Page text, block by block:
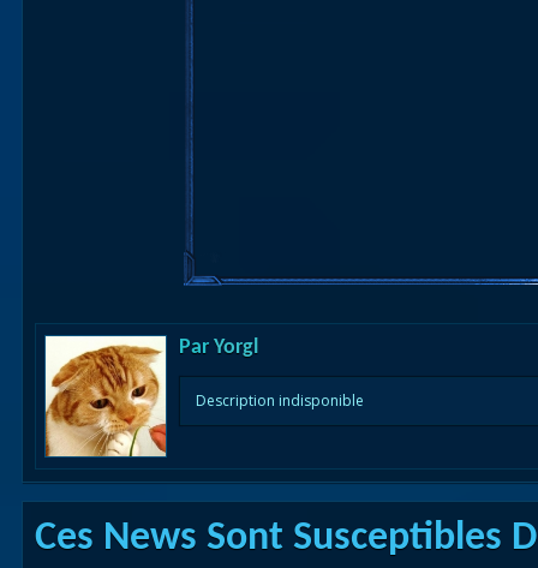
Par Yorgl
Description indisponible
Ces News Sont Susceptibles